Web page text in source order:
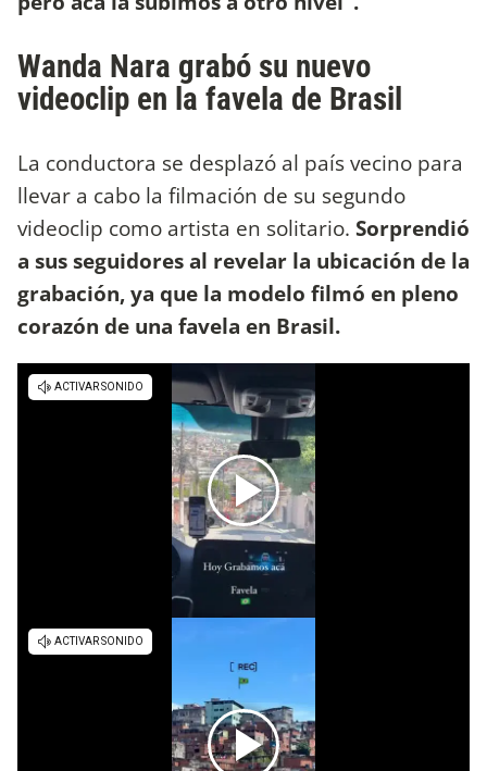
Wanda Nara grabó su nuevo
videoclip en la favela de Brasil
La conductora se desplazó al país vecino para
llevar a cabo la filmación de su segundo
videoclip como artista en solitario. Sorprendió
a sus seguidores al revelar la ubicación de la
grabación, ya que la modelo filmó en pleno
corazón de una favela en Brasil.